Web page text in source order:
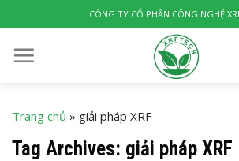
to
content
CÔNG TY CỔ PHẦN CÔNG NGHỆ
Trang chủ » giải pháp XRF
Tag Archives: giải pháp XRF